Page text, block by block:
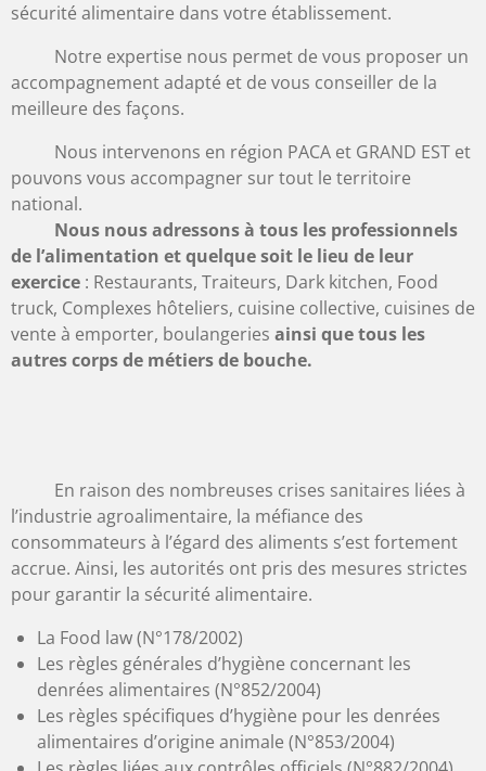
sécurité alimentaire dans votre établissement.
Notre expertise nous permet de vous proposer un
accompagnement adapté et de vous conseiller de la
meilleure des façons.
Nous intervenons en région PACA et GRAND EST et
pouvons vous accompagner sur tout le territoire
national.
Nous nous adressons à tous les professionnels
de l’alimentation et quelque soit le lieu de leur
exercice : Restaurants, Traiteurs, Dark kitchen, Food
truck, Complexes hôteliers, cuisine collective, cuisines de
vente à emporter, boulangeries ainsi que tous les
autres corps de métiers de bouche.
En raison des nombreuses crises sanitaires liées à
l’industrie agroalimentaire, la méfiance des
consommateurs à l’égard des aliments s’est fortement
accrue. Ainsi, les autorités ont pris des mesures strictes
pour garantir la sécurité alimentaire.
La Food law (N°178/2002)
Les règles générales d’hygiène concernant les
denrées alimentaires (N°852/2004)
Les règles spécifiques d’hygiène pour les denrées
alimentaires d’origine animale (N°853/2004)